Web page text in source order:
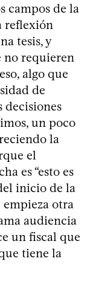
campos de la
reflexión
tesis, y
no requieren
algo que
de
decisiones
un poco
la
el
es “esto es
inicio de la
empieza otra
audiencia
un fiscal que
tiene la